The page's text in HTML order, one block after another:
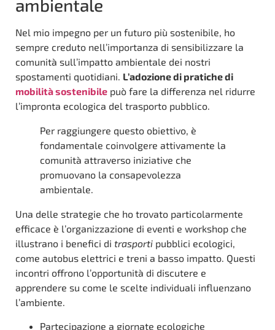
ambientale
Nel mio impegno per un futuro più sostenibile, ho
sempre creduto nell’importanza di sensibilizzare la
comunità sull’impatto ambientale dei nostri
spostamenti quotidiani. L’adozione di pratiche di
mobilità sostenibile può fare la differenza nel ridurre
l’impronta ecologica del trasporto pubblico.
Per raggiungere questo obiettivo, è
fondamentale coinvolgere attivamente la
comunità attraverso iniziative che
promuovano la consapevolezza
ambientale.
Una delle strategie che ho trovato particolarmente
efficace è l’organizzazione di eventi e workshop che
illustrano i benefici di trasporti pubblici ecologici,
come autobus elettrici e treni a basso impatto. Questi
incontri offrono l’opportunità di discutere e
apprendere su come le scelte individuali influenzano
l’ambiente.
Partecipazione a giornate ecologiche